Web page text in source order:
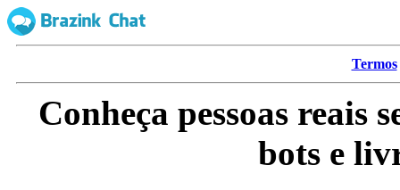
Termos
Conheça pessoas reais
bots e